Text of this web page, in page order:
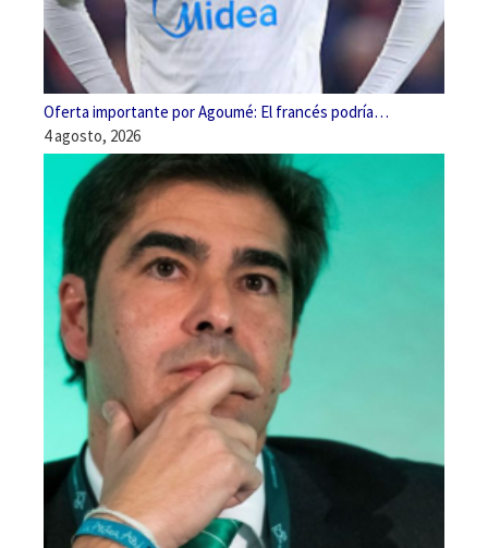
Oferta importante por Agoumé: El francés podría…
4 agosto, 2026